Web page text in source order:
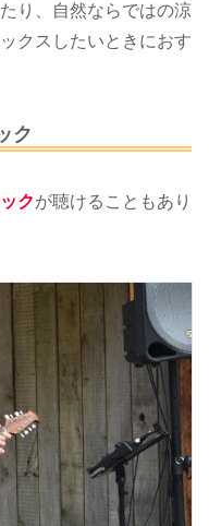
り、自然ならではの涼
クスしたいときにおす
ク
クが聴けることもあり